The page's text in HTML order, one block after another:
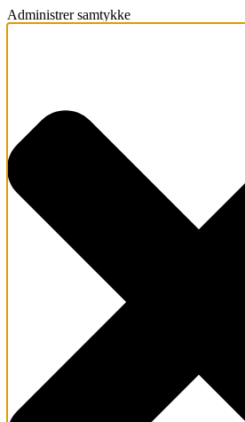
Administrer samtykke